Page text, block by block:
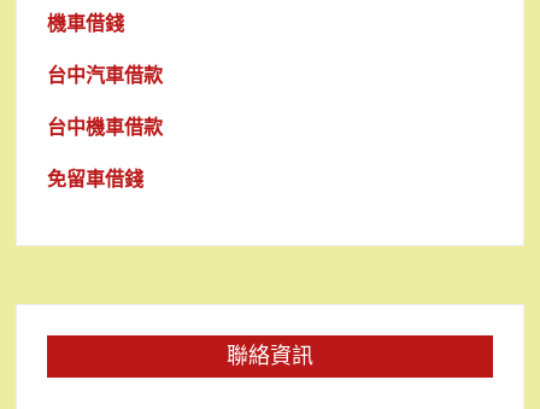
機車借錢
台中汽車借款
台中機車借款
免留車借錢
聯絡資訊